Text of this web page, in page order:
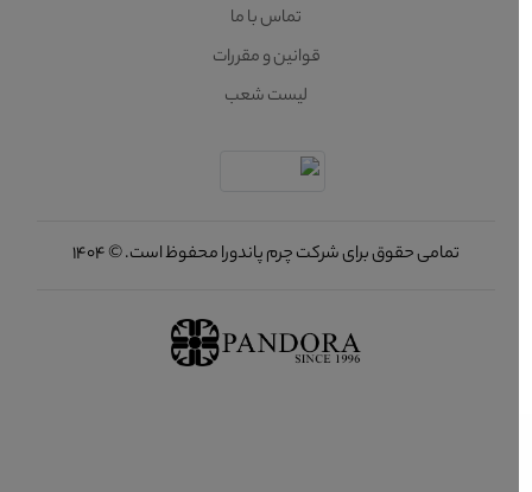
تماس با ما
قوانین و مقررات
لیست شعب
تمامی حقوق برای شرکت چرم پاندورا محفوظ است. © 1404